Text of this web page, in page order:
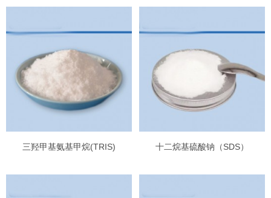
三羟甲基氨基甲烷(TRIS) 十二烷基硫酸钠（SDS）